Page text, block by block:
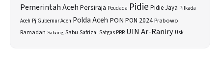
Pemerintah AcehPersiraja Peudada Pidie Pidie Jaya Pilkada
Aceh Pj Gubernur Aceh Polda Aceh PON PON 2024Prabowo
Ramadan Sabang Sabu Safrizal Satgas PRR UIN Ar-Raniry Usk